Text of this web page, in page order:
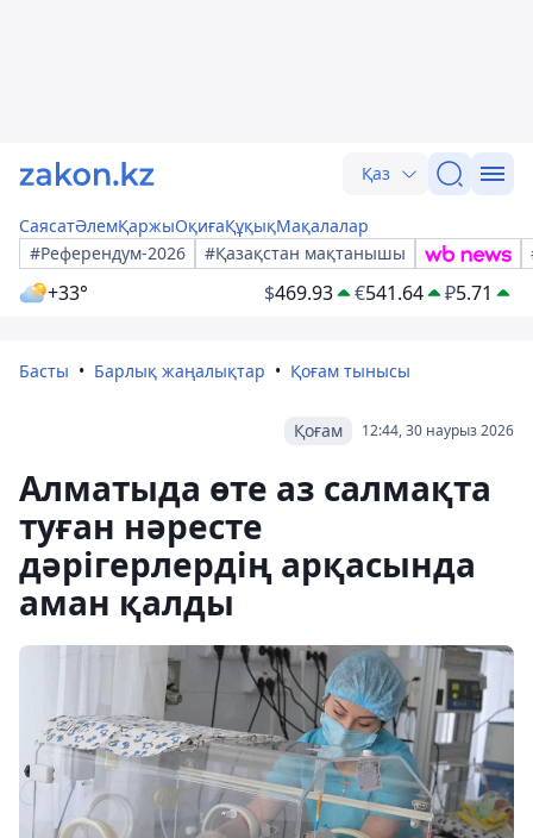
Қаз
СаясатӘлемҚаржыОқиғаҚұқықМақалалар
#Референдум-2026
#Қазақстан мақтанышы
+33° $469.93 €541.64 ₽5.71
Басты Барлық жаңалықтар Қоғам тынысы
12:44, 30 наурыз 2026
Қоғам
Алматыда өте аз салмақта
туған нәресте
дәрігерлердің арқасында
аман қалды